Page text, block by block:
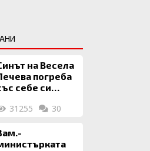
на Весела
погреба
себе си
евро
31255 30